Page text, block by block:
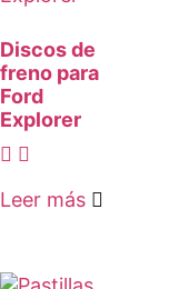
Discos de
freno para
Ford
Explorer
Leer más